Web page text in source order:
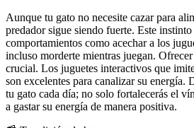
Aunque tu gato no necesite cazar para
predador sigue siendo fuerte. Este instinto
comportamientos como acechar a los
incluso morderte mientras juegan.
crucial. Los juguetes interactivos que
son excelentes para canalizar su energía.
tu gato cada día; no solo fortalecerás el
a gastar su energía de manera positiva.